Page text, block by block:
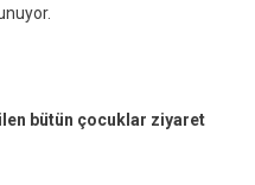
bütün çocuklar ziyaret